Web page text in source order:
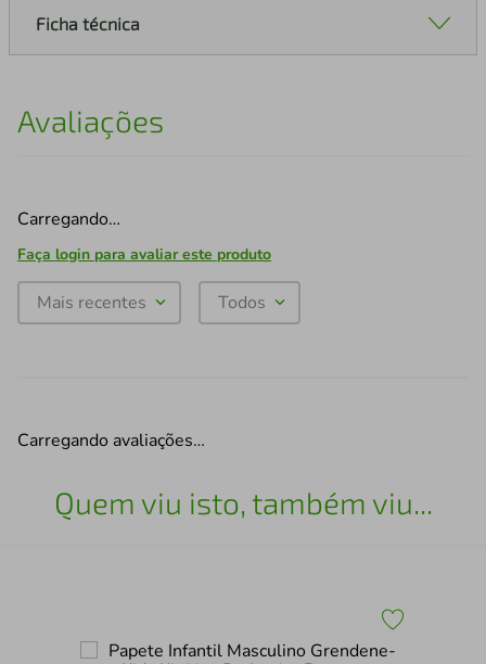
Ficha técnica
Avaliações
Carregando…
Faça login para avaliar este produto
Mais recentes Todos
Carregando avaliações…
Quem viu isto, também viu...